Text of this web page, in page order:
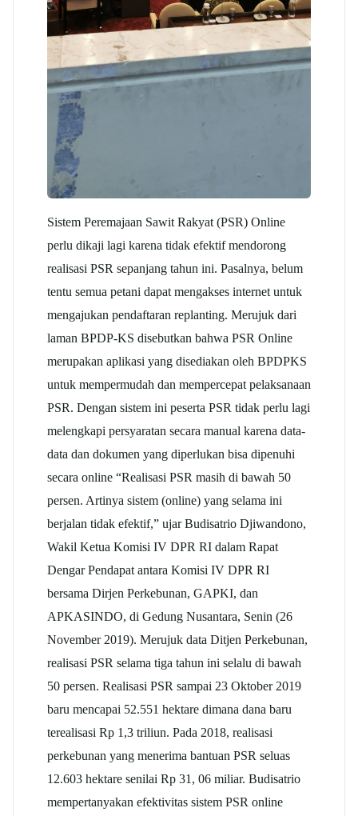
Sistem Peremajaan Sawit Rakyat (PSR) Online
perlu dikaji lagi karena tidak efektif mendorong
realisasi PSR sepanjang tahun ini. Pasalnya, belum
tentu semua petani dapat mengakses internet untuk
mengajukan pendaftaran replanting. Merujuk dari
laman BPDP-KS disebutkan bahwa PSR Online
merupakan aplikasi yang disediakan oleh BPDPKS
untuk mempermudah dan mempercepat pelaksanaan
PSR. Dengan sistem ini peserta PSR tidak perlu lagi
melengkapi persyaratan secara manual karena data-
data dan dokumen yang diperlukan bisa dipenuhi
secara online “Realisasi PSR masih di bawah 50
persen. Artinya sistem (online) yang selama ini
berjalan tidak efektif,” ujar Budisatrio Djiwandono,
Wakil Ketua Komisi IV DPR RI dalam Rapat
Dengar Pendapat antara Komisi IV DPR RI
bersama Dirjen Perkebunan, GAPKI, dan
APKASINDO, di Gedung Nusantara, Senin (26
November 2019). Merujuk data Ditjen Perkebunan,
realisasi PSR selama tiga tahun ini selalu di bawah
50 persen. Realisasi PSR sampai 23 Oktober 2019
baru mencapai 52.551 hektare dimana dana baru
terealisasi Rp 1,3 triliun. Pada 2018, realisasi
perkebunan yang menerima bantuan PSR seluas
12.603 hektare senilai Rp 31, 06 miliar. Budisatrio
mempertanyakan efektivitas sistem PSR online